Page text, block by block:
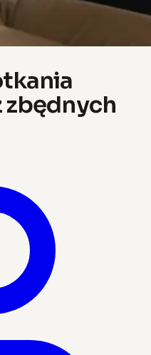
zbędnych